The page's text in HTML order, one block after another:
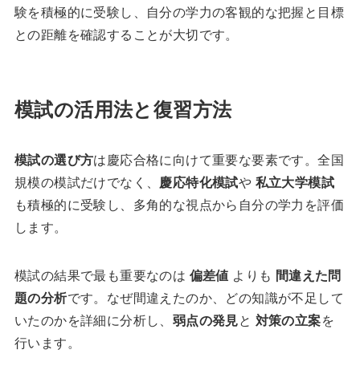
験を積極的に受験し、自分の学力の客観的な把握と目標
との距離を確認することが大切です。
模試の活用法と復習方法
模試の選び方は慶応合格に向けて重要な要素です。全国
規模の模試だけでなく、 慶応特化模試や 私立大学模試
も積極的に受験し、多角的な視点から自分の学力を評価
します。
模試の結果で最も重要なのは 偏差値 よりも 間違えた問
題の分析です。なぜ間違えたのか、どの知識が不足して
いたのかを詳細に分析し、 弱点の発見と 対策の立案を
行います。